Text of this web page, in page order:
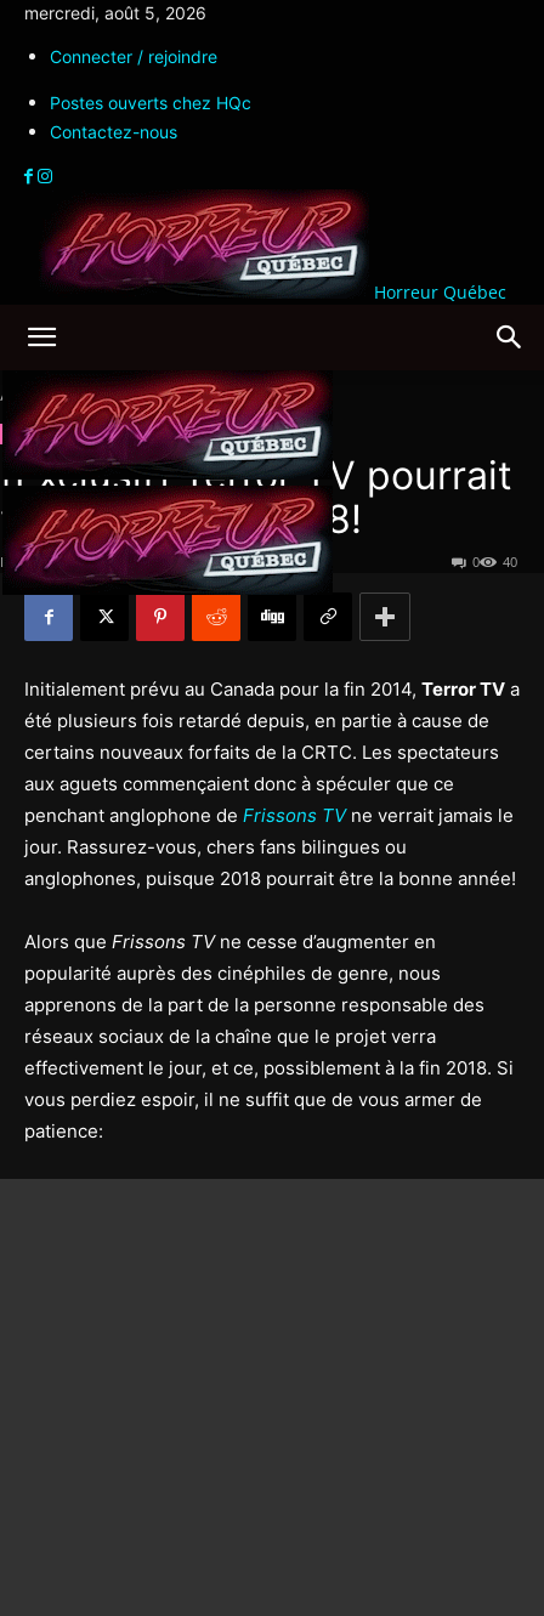
mercredi, août 5, 2026
Connecter / rejoindre
Postes ouverts chez HQc
Contactez-nous
Horreur Québec
Accueil Jeux vidéo Nouvelles
Jeux vidéo Nouvelles
[Exclusif] Terror TV pourrait
voir le jour en 2018!
Par Jean-François Croteau - 1 février 2018 40
0
Initialement prévu au Canada pour la fin 2014, Terror TV a
été plusieurs fois retardé depuis, en partie à cause de
certains nouveaux forfaits de la CRTC. Les spectateurs
aux aguets commençaient donc à spéculer que ce
penchant anglophone de Frissons TVne verrait jamais le
jour. Rassurez-vous, chers fans bilingues ou
anglophones, puisque 2018 pourrait être la bonne année!
Alors que Frissons TVne cesse d’augmenter en
popularité auprès des cinéphiles de genre, nous
apprenons de la part de la personne responsable des
réseaux sociaux de la chaîne que le projet verra
effectivement le jour, et ce, possiblement à la fin 2018. Si
vous perdiez espoir, il ne suffit que de vous armer de
patience: